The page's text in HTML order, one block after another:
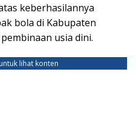
keberhasilannya
bola di Kabupaten
usia dini.
lihat konten